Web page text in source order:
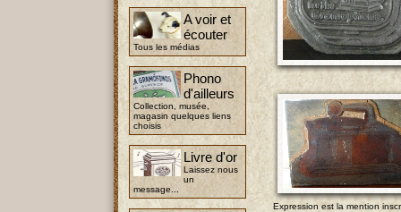
A voir et
écouter
Tous les médias
Phono
d'ailleurs
Collection, musée,
magasin quelques liens
choisis
Livre d'or
Laissez nous
un
message...
Expression est la mention